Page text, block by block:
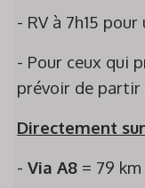
- RV à 7h15 pour
- Pour ceux qui
prévoir de
Directement
-Via A8 = 79